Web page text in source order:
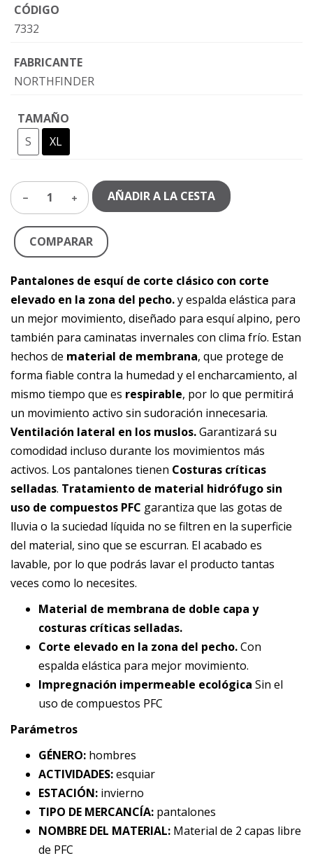
CÓDIGO
7332
FABRICANTE
NORTHFINDER
TAMAÑO
S
XL
1 AÑADIR A LA CESTA
COMPARAR
Pantalones de esquí de corte clásico con corte
elevado en la zona del pecho.y espalda elástica para
un mejor movimiento, diseñado para esquí alpino, pero
también para caminatas invernales con clima frío. Estan
hechos de material de membrana, que protege de
forma fiable contra la humedad y el encharcamiento, al
mismo tiempo que es respirable, por lo que permitirá
un movimiento activo sin sudoración innecesaria.
Ventilación lateral en los muslos.Garantizará su
comodidad incluso durante los movimientos más
activos. Los pantalones tienen Costuras críticas
selladas. Tratamiento de material hidrófugo sin
uso de compuestos PFC garantiza que las gotas de
lluvia o la suciedad líquida no se filtren en la superficie
del material, sino que se escurran. El acabado es
lavable, por lo que podrás lavar el producto tantas
veces como lo necesites.
Material de membrana de doble capa y
costuras críticas selladas.
Corte elevado en la zona del pecho.Con
espalda elástica para mejor movimiento.
Impregnación impermeable ecológica Sin el
uso de compuestos PFC
Parámetros
GÉNERO: hombres
ACTIVIDADES:esquiar
ESTACIÓN: invierno
TIPO DE MERCANCÍA: pantalones
NOMBRE DEL MATERIAL: Material de 2 capas libre
de PFC